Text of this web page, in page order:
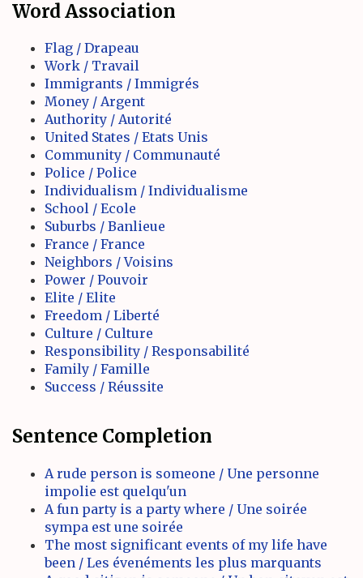
Word Association
Flag / Drapeau
Work / Travail
Immigrants / Immigrés
Money / Argent
Authority / Autorité
United States / Etats Unis
Community / Communauté
Police / Police
Individualism / Individualisme
School / Ecole
Suburbs / Banlieue
France / France
Neighbors / Voisins
Power / Pouvoir
Elite / Elite
Freedom / Liberté
Culture / Culture
Responsibility / Responsabilité
Family / Famille
Success / Réussite
Sentence Completion
A rude person is someone / Une personne
impolie est quelqu'un
A fun party is a party where / Une soirée
sympa est une soirée
The most significant events of my life have
been / Les évenéments les plus marquants